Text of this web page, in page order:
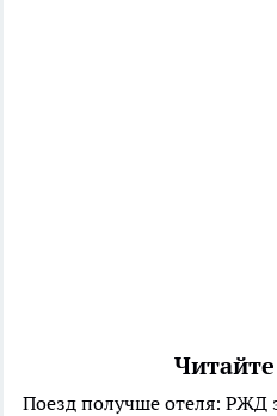
Поезд получше отеля: РЖД